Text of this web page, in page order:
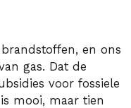
en ons
gas. Dat de
voor fossiele
mooi, maar tien